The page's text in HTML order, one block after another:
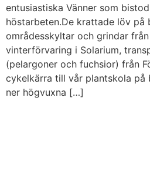
entusiastiska Vänner som
höstarbeten.De krattade löv på
områdesskyltar och grindar
vinterförvaring i Solarium,
(pelargoner och fuchsior) från
cykelkärra till vår plantskola på
ner högvuxna […]